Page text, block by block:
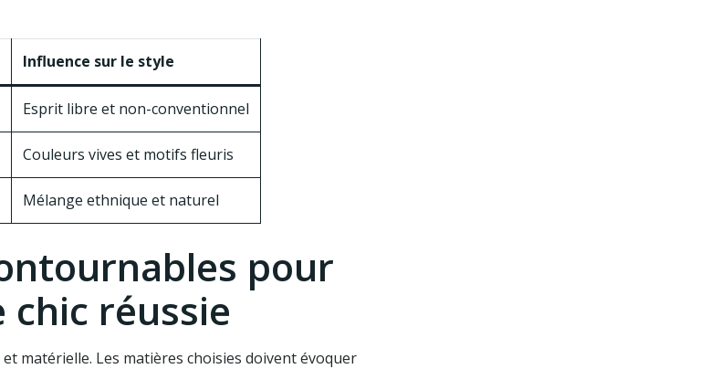
Influence sur le style
Esprit libre et non-conventionnel
Couleurs vives et motifs fleuris
Mélange ethnique et naturel
pour
réussie
matérielle. Les matières choisies doivent évoquer